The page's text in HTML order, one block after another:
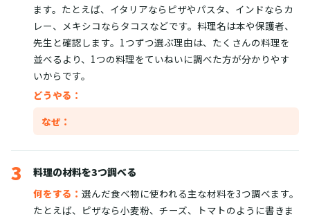
ます。たとえば、イタリアならピザやパスタ、インドならカ
レー、メキシコならタコスなどです。料理名は本や保護者、
先生と確認します。1つずつ選ぶ理由は、たくさんの料理を
並べるより、1つの料理をていねいに調べた方が分かりやす
いからです。
どうやる：
なぜ：
3
料理の材料を3つ調べる
何をする： 選んだ食べ物に使われる主な材料を3つ調べます。
たとえば、ピザなら小麦粉、チーズ、トマトのように書きま